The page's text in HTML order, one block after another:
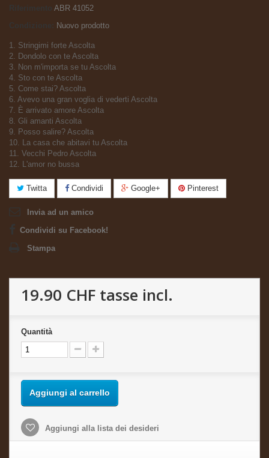
Riferimento
ABR 41052
Nuovo prodotto
1. Stringimi forte Ascolta
2. Dondolo con te Ascolta
3. Non m'importa se tu Ascolta
4. Sto con te Ascolta
5. Come stai? Ascolta
6. Avevo una gran voglia di vederti Ascolta
7. È arrivato amore Ascolta
8. Gli amanti Ascolta
9. Posso salire? Ascolta
10. La casa che abitavi tu Ascolta
11. Vecchi Pedro Ascolta
12. L'amor no bussa
Twitta Condividi Google+ Pinterest
Invia ad un amico
Condividi su Facebook!
Stampa
19.90 CHF tasse incl.
Quantità
Aggiungi al carrello
Aggiungi alla lista dei desideri